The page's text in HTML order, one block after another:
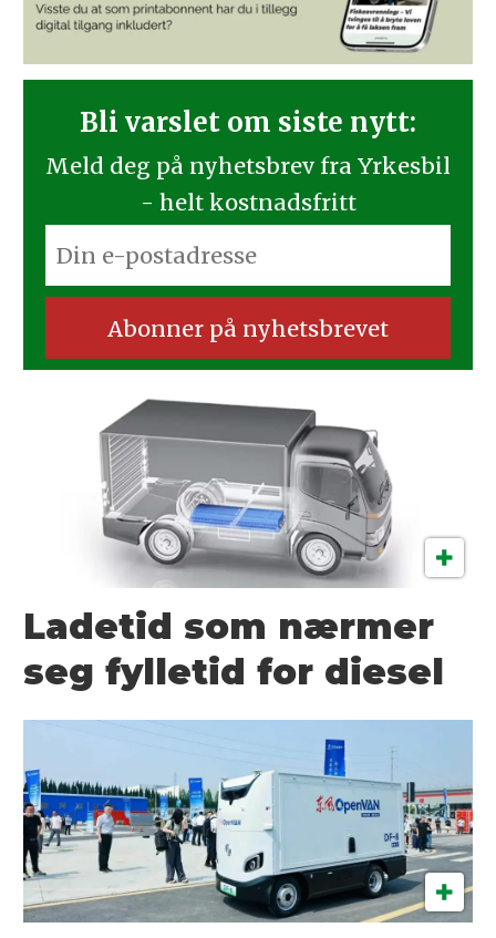
Bli varslet om siste nytt:
Meld deg på nyhetsbrev fra Yrkesbil
- helt kostnadsfritt
Ladetid som nærmer
seg fylletid for diesel